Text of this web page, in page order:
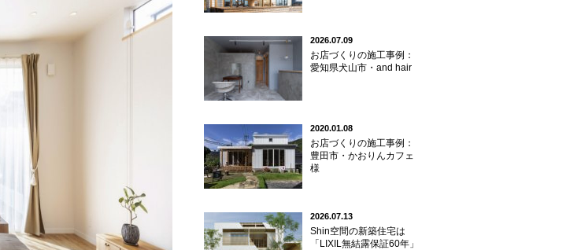
2026.07.09
お店づくりの施工事例：
愛知県犬山市・and hair
2020.01.08
お店づくりの施工事例：
豊田市・かおりんカフェ
様
2026.07.13
Shin空間の新築住宅は
「LIXIL無結露保証60年」